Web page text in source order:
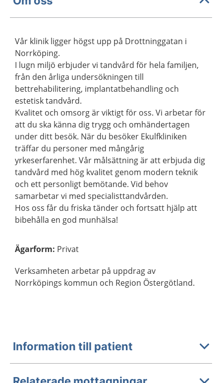
Vår klinik ligger högst upp på Drottninggatan i
Norrköping.
I lugn miljö erbjuder vi tandvård för hela familjen,
från den årliga undersökningen till
bettrehabilitering, implantatbehandling och
estetisk tandvård.
Kvalitet och omsorg är viktigt för oss. Vi arbetar för
att du ska känna dig trygg och omhändertagen
under ditt besök. När du besöker Ekulfkliniken
träffar du personer med mångårig
yrkeserfarenhet. Vår målsättning är att erbjuda dig
tandvård med hög kvalitet genom modern teknik
och ett personligt bemötande. Vid behov
samarbetar vi med specialisttandvården.
Hos oss får du friska tänder och fortsatt hjälp att
bibehålla en god munhälsa!
Ägarform: Privat
Verksamheten arbetar på uppdrag av
Norrköpings kommun och Region Östergötland.
Information till patient